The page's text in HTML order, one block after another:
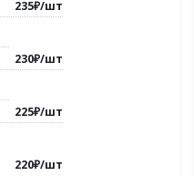
235₽/шт
230₽/шт
225₽/шт
220₽/шт